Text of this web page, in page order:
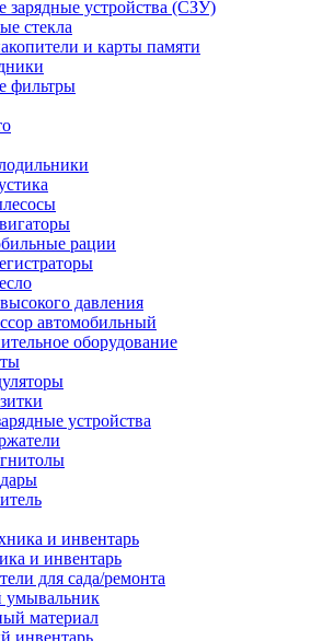
зарядные устройства (СЗУ)
стекла
и карты памяти
фильтры
рации
давления
автомобильный
оборудование
устройства
и инвентарь
для сада/ремонта
умывальник
материал
инвентарь